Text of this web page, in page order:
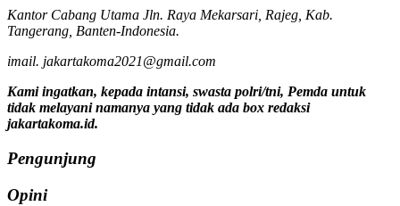
Kantor Cabang Utama Jln. Raya Mekarsari, Rajeg, Kab.
Tangerang, Banten-Indonesia.
imail. jakartakoma2021@gmail.com
Kami ingatkan, kepada intansi, swasta polri/tni, Pemda untuk
tidak melayani namanya yang tidak ada box redaksi
jakartakoma.id.
Pengunjung
Opini